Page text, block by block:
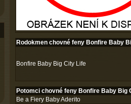
Rodokmen chovné feny Bonfire Baby
Bonfire Baby Big City Life
Potomci chovné feny Bonfire Baby Big
Be a Fiery Baby Aderito